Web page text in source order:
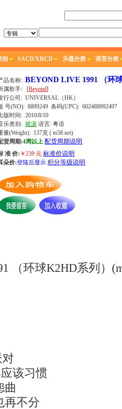
别 SACD/XRCD 乐器分类 语言分类
品名称: BEYOND LIVE 1991 （环
属歌手: [Beyond]
行公司: UNIVERSAL（HK）
号(NO): 8899249 条码(UPC): 602488992497
版时间: 2010/8/10
乐类别: 摇滚 语言: 粤语
量(Weight): 137克 ( m58.net)
货周期:4周以上 配货周期说明
准 价: ￥ 239 元 标准价说明
朵价:登陆后显示 积分等级说明
（环球K2HD系列）
对
该习惯
曲
再不分